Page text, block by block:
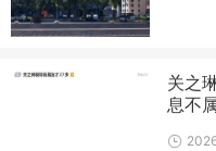
关之
息不